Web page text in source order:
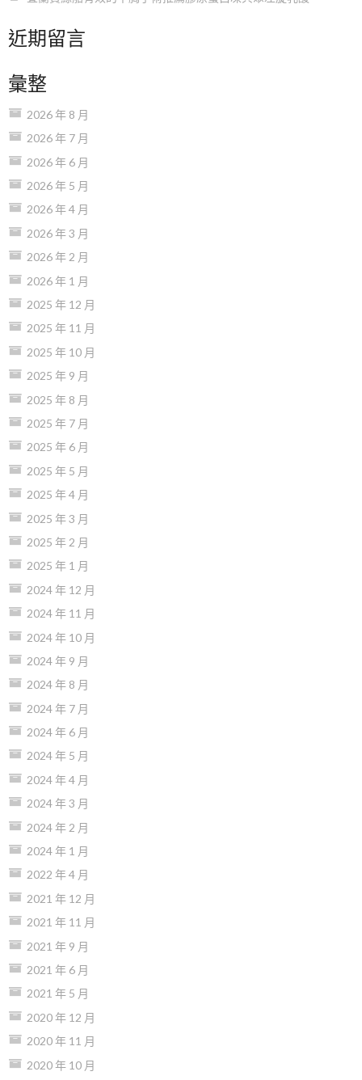
近期留言
彙整
2026 年 8 月
2026 年 7 月
2026 年 6 月
2026 年 5 月
2026 年 4 月
2026 年 3 月
2026 年 2 月
2026 年 1 月
2025 年 12 月
2025 年 11 月
2025 年 10 月
2025 年 9 月
2025 年 8 月
2025 年 7 月
2025 年 6 月
2025 年 5 月
2025 年 4 月
2025 年 3 月
2025 年 2 月
2025 年 1 月
2024 年 12 月
2024 年 11 月
2024 年 10 月
2024 年 9 月
2024 年 8 月
2024 年 7 月
2024 年 6 月
2024 年 5 月
2024 年 4 月
2024 年 3 月
2024 年 2 月
2024 年 1 月
2022 年 4 月
2021 年 12 月
2021 年 11 月
2021 年 9 月
2021 年 6 月
2021 年 5 月
2020 年 12 月
2020 年 11 月
2020 年 10 月